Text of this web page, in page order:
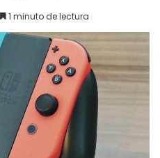
1 minuto de lectura